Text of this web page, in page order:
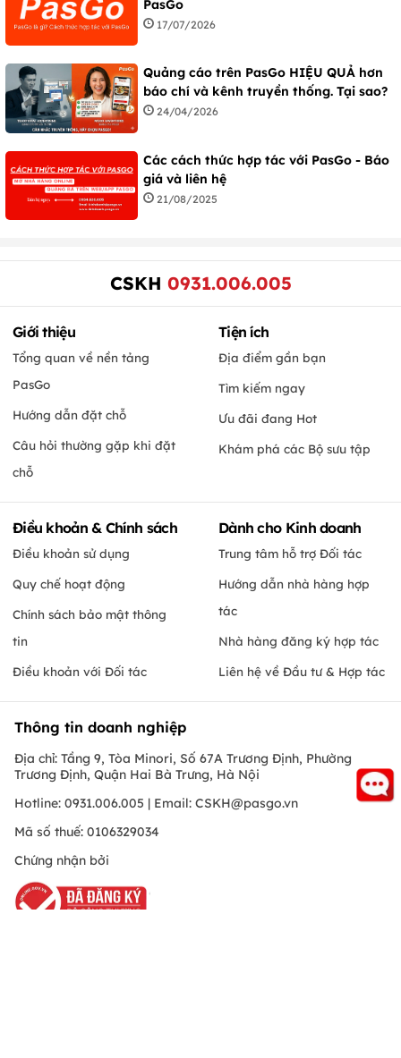
PasGo
17/07/2026
Quảng cáo trên PasGo HIỆU QUẢ hơn
báo chí và kênh truyền thống. Tại sao?
24/04/2026
Các cách thức hợp tác với PasGo - Báo
giá và liên hệ
21/08/2025
CSKH 0931.006.005
Giới thiệu
Tổng quan về nền tảng
PasGo
Hướng dẫn đặt chỗ
Câu hỏi thường gặp khi đặt
chỗ
Tiện ích
Địa điểm gần bạn
Tìm kiếm ngay
Ưu đãi đang Hot
Khám phá các Bộ sưu tập
Điều khoản & Chính sách
Điều khoản sử dụng
Quy chế hoạt động
Chính sách bảo mật thông
tin
Điều khoản với Đối tác
Dành cho Kinh doanh
Trung tâm hỗ trợ Đối tác
Hướng dẫn nhà hàng hợp
tác
Nhà hàng đăng ký hợp tác
Liên hệ về Đầu tư & Hợp tác
Thông tin doanh nghiệp
Địa chỉ: Tầng 9, Tòa Minori, Số 67A Trương Định, Phường
Trương Định, Quận Hai Bà Trưng, Hà Nội
Hotline: 0931.006.005 | Email: CSKH@pasgo.vn
Mã số thuế: 0106329034
Chứng nhận bởi